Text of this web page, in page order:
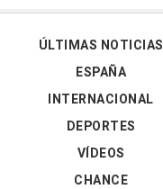
ÚLTIMAS NOTICIAS
ESPAÑA
INTERNACIONAL
DEPORTES
VÍDEOS
CHANCE